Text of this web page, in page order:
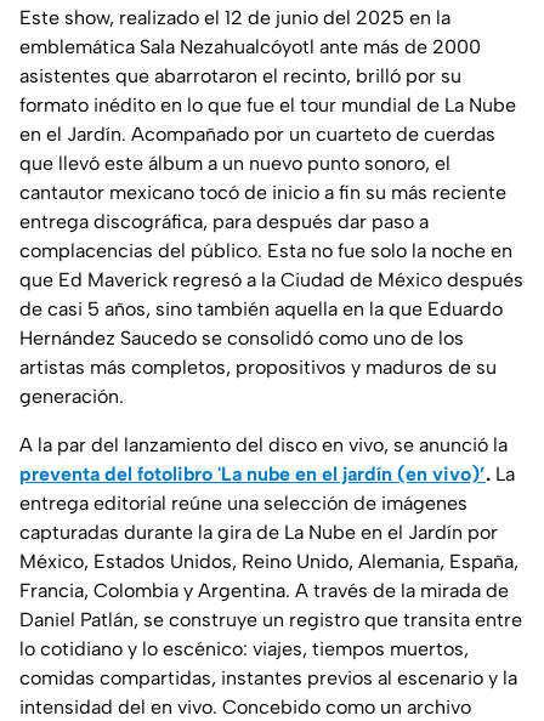
Este show, realizado el 12 de junio del 2025 en la
emblemática Sala Nezahualcóyotl ante más de 2000
asistentes que abarrotaron el recinto, brilló por su
formato inédito en lo que fue el tour mundial de La Nube
en el Jardín. Acompañado por un cuarteto de cuerdas
que llevó este álbum a un nuevo punto sonoro, el
cantautor mexicano tocó de inicio a fin su más reciente
entrega discográfica, para después dar paso a
complacencias del público. Esta no fue solo la noche en
que Ed Maverick regresó a la Ciudad de México después
de casi 5 años, sino también aquella en la que Eduardo
Hernández Saucedo se consolidó como uno de los
artistas más completos, propositivos y maduros de su
generación.
A la par del lanzamiento del disco en vivo, se anunció la
preventa del fotolibro 'La nube en el jardín (en vivo)’. La
entrega editorial reúne una selección de imágenes
capturadas durante la gira de La Nube en el Jardín por
México, Estados Unidos, Reino Unido, Alemania, España,
Francia, Colombia y Argentina. A través de la mirada de
Daniel Patlán, se construye un registro que transita entre
lo cotidiano y lo escénico: viajes, tiempos muertos,
comidas compartidas, instantes previos al escenario y la
intensidad del en vivo. Concebido como un archivo